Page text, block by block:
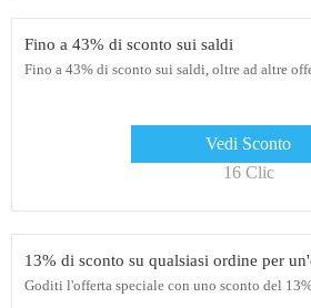
Fino a 43% di sconto sui saldi
Fino a 43% di sconto sui saldi, oltre ad altre
Vedi Sconto
16 Clic
13% di sconto su qualsiasi ordine per
Goditi l'offerta speciale con uno sconto del